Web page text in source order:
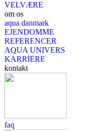
VELVÆRE
om os
aqua danmark
EJENDOMME
REFERENCER
AQUA UNIVERS
KARRIERE
kontakt
faq